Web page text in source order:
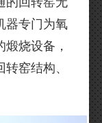
器专门为氧
烧设备，
窑结构、